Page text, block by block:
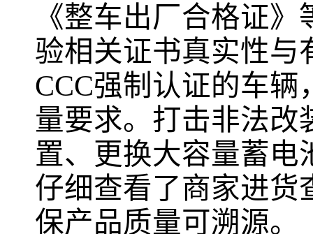
《整车出厂合格证
验相关证书真实性与
CCC强制认证的车
量要求。打击非法改
置、更换大容量蓄电
仔细查看了商家进货
保产品质量可溯源。